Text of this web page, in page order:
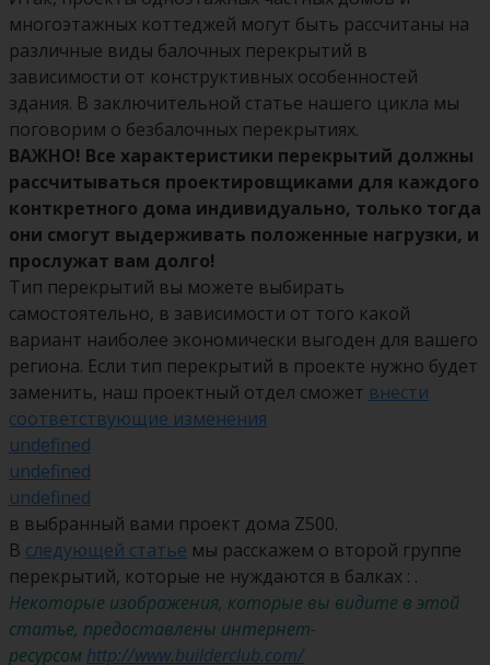
многоэтажных коттеджей могут быть рассчитаны на
различные виды балочных перекрытий в
зависимости от конструктивных особенностей
здания. В заключительной статье нашего цикла мы
поговорим о безбалочных перекрытиях.
ВАЖНО! Все характеристики перекрытий должны
рассчитываться проектировщиками для каждого
конткретного дома индивидуально, только тогда
они смогут выдерживать положенные нагрузки, и
прослужат вам долго!
Тип перекрытий вы можете выбирать
самостоятельно, в зависимости от того какой
вариант наиболее экономически выгоден для вашего
региона. Если тип перекрытий в проекте нужно будет
заменить, наш проектный отдел сможет внести
соответствующие изменения
undefined
undefined
undefined
в выбранный вами проект дома Z500.
В следующей статье мы расскажем о второй группе
перекрытий, которые не нуждаются в балках : .
Некоторые изображения, которые вы видите в этой
статье, предоставлены интернет-
ресурсом http://www.builderclub.com/